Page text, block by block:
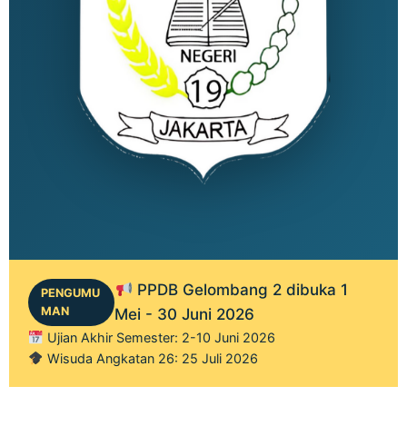
PENGUMU
MAN
PPDB Gelombang 2 dibuka 1
Mei - 30 Juni 2026
Ujian Akhir Semester: 2-10 Juni 2026
Wisuda Angkatan 26: 25 Juli 2026